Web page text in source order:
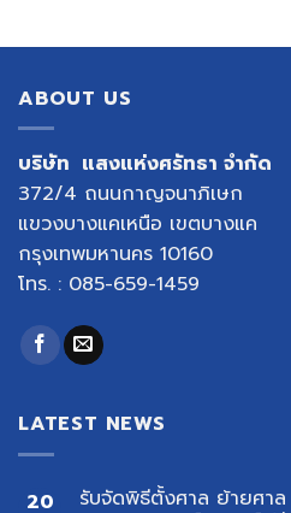
ABOUT US
บริษัท แสงแห่งศรัทธา จำกัด
372/4 ถนนกาญจนาภิเษก
แขวงบางแคเหนือ เขตบางแค
กรุงเทพมหานคร 10160
โทร. : 085-659-1459
LATEST NEWS
20 รับจัดพิธีตั้งศาล ย้ายศาล